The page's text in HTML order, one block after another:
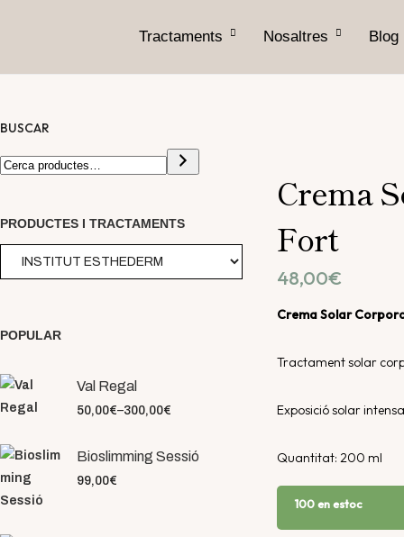
Tractaments Nosaltres Blog
BUSCAR
PRODUCTES I TRACTAMENTS
POPULAR
Val Regal
50,00€–300,00€
Bioslimming Sessió
99,00€
Crema
Fort
48,00€
Crema Solar
Tractament solar
Exposició solar
Quantitat: 200 ml
100 en estoc